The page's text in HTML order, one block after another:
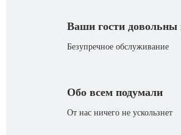
Ваши гости довольны
Безупречное обслуживание
Обо всем подумали
От нас ничего не ускользнет